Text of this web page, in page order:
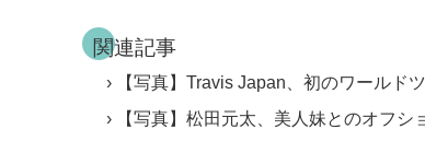
関連記事
【写真】Travis Japan、初のワールド
【写真】松田元太、美人妹とのオフシ